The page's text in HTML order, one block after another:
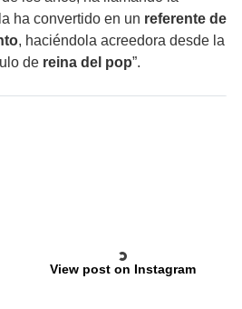
ha convertido en un referente de
, haciéndola acreedora desde la
de reina del pop”.
View post on Instagram